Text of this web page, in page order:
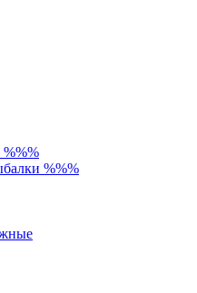
%%%
%%%